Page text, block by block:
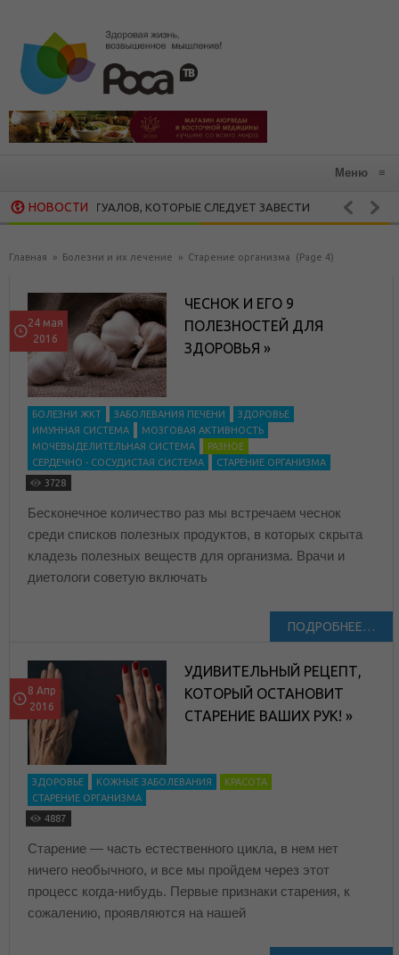
Меню ≡
НОВОСТИ
РИТУАЛОВ, КОТОРЫЕ СЛЕДУЕТ ЗАВЕСТИ ЗДОРОВАЯ
Главная » Болезни и их лечение » Старение организма (Page 4)
24 мая
2016
ЧЕСНОК И ЕГО 9
ПОЛЕЗНОСТЕЙ ДЛЯ
ЗДОРОВЬЯ »
БОЛЕЗНИ ЖКТ ЗАБОЛЕВАНИЯ ПЕЧЕНИ
ЗДОРОВЬЕ
ИМУННАЯ СИСТЕМА
МОЗГОВАЯ АКТИВНОСТЬ
МОЧЕВЫДЕЛИТЕЛЬНАЯ СИСТЕМА
РАЗНОЕ
СЕРДЕЧНО - СОСУДИСТАЯ СИСТЕМА
СТАРЕНИЕ ОРГАНИЗМА
3728
Бесконечное количество раз мы встречаем чеснок
среди списков полезных продуктов, в которых скрыта
кладезь полезных веществ для организма. Врачи и
диетологи советую включать
ПОДРОБНЕЕ…
8 Апр
2016
УДИВИТЕЛЬНЫЙ РЕЦЕПТ,
КОТОРЫЙ ОСТАНОВИТ
СТАРЕНИЕ ВАШИХ РУК! »
ЗДОРОВЬЕ КОЖНЫЕ ЗАБОЛЕВАНИЯ
КРАСОТА
СТАРЕНИЕ ОРГАНИЗМА
4887
Старение — часть естественного цикла, в нем нет
ничего необычного, и все мы пройдем через этот
процесс когда-нибудь. Первые признаки старения, к
сожалению, проявляются на нашей